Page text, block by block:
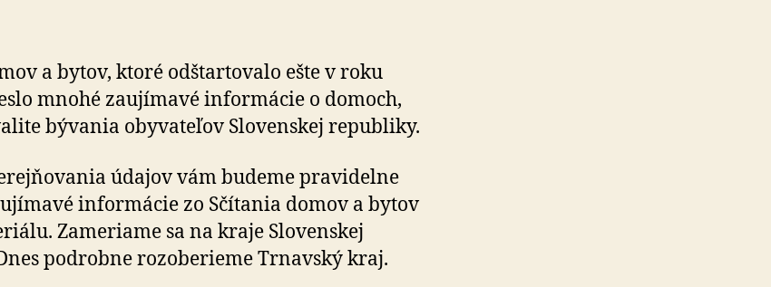
bytov
o
Trnavskom
a bytov, ktoré odštartovalo ešte v roku
mnohé zaujímavé informácie o domoch,
bývania obyvateľov Slovenskej republiky.
údajov vám budeme pravidelne
informácie zo Sčítania domov a bytov
Zameriame sa na kraje Slovenskej
podrobne rozoberieme Trnavský kraj.